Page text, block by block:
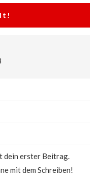
dein erster Beitrag.
mit dem Schreiben!